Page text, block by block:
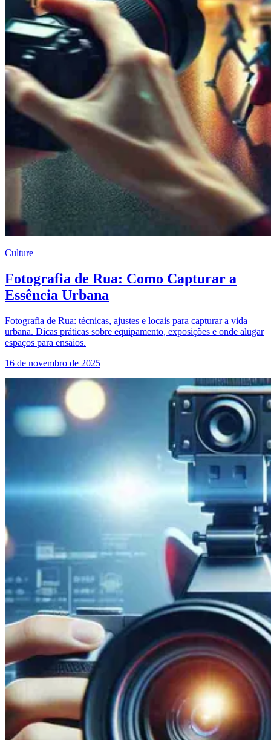
Culture
Fotografia de Rua: Como Capturar a
Essência Urbana
Fotografia de Rua: técnicas, ajustes e locais para capturar a vida
urbana. Dicas práticas sobre equipamento, exposições e onde alugar
espaços para ensaios.
16 de novembro de 2025